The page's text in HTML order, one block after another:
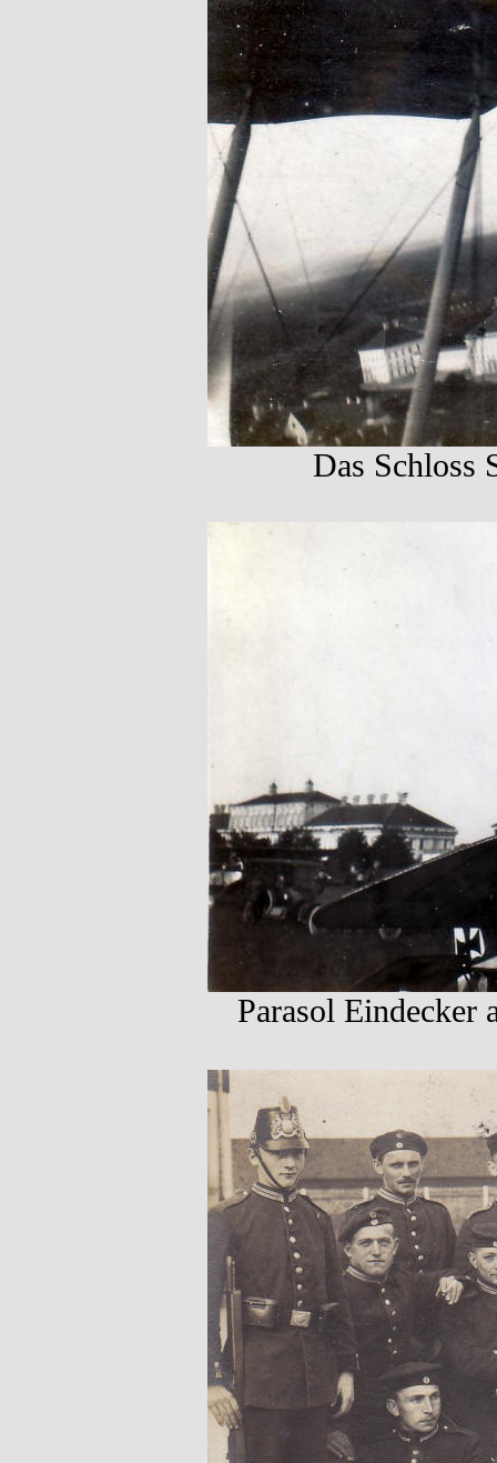
Das Schloss
Parasol Eindecker